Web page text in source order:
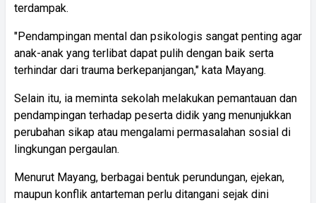
terdampak.
"Pendampingan mental dan psikologis sangat penting agar
anak-anak yang terlibat dapat pulih dengan baik serta
terhindar dari trauma berkepanjangan," kata Mayang.
Selain itu, ia meminta sekolah melakukan pemantauan dan
pendampingan terhadap peserta didik yang menunjukkan
perubahan sikap atau mengalami permasalahan sosial di
lingkungan pergaulan.
Menurut Mayang, berbagai bentuk perundungan, ejekan,
maupun konflik antarteman perlu ditangani sejak dini